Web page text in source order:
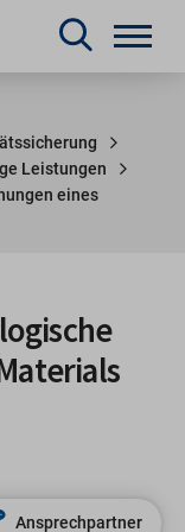
Leistungen
eines
Ansprechpartner